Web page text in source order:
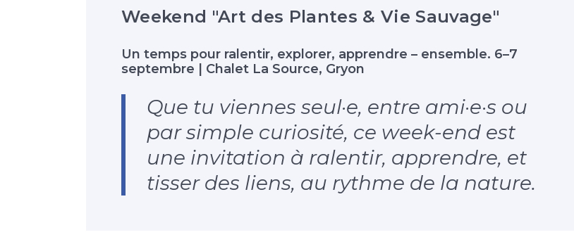
Weekend "Art des Plantes & Vie Sauvage"
Un temps pour ralentir, explorer, apprendre – ensemble. 6–7
septembre | Chalet La Source, Gryon
Que tu viennes seul·e, entre ami·e·s ou
par simple curiosité, ce week-end est
une invitation à ralentir, apprendre, et
tisser des liens, au rythme de la nature.